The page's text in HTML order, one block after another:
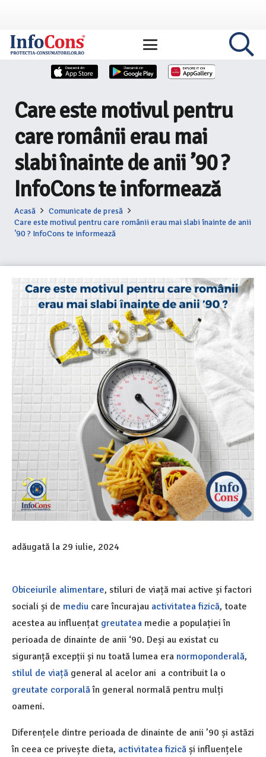
Care este motivul pentru
care românii erau mai
slabi înainte de anii ’90 ?
InfoCons te informează
Acasă
Comunicate de presă
Care este motivul pentru care românii erau mai slabi înainte de anii
’90 ? InfoCons te informează
adăugată la 29 iulie, 2024
Obiceiurile alimentare, stiluri de viață mai active și factori
sociali și de mediu care încurajau activitatea fizică, toate
acestea au influențat greutatea medie a populației în
perioada de dinainte de anii ‘90. Deși au existat cu
siguranță excepții și nu toată lumea era normoponderală,
stilul de viață general al acelor ani a contribuit la o
greutate corporalăîn general normală pentru mulți
oameni.
Diferențele dintre perioada de dinainte de anii ’90 și astăzi
în ceea ce privește dieta, activitatea fizică și influențele